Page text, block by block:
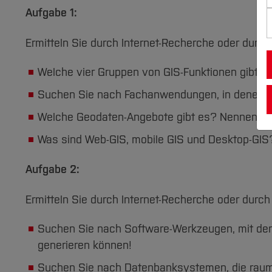
Aufgabe 1:
Ermitteln Sie durch Internet-Recherche oder durch
Welche vier Gruppen von GIS-Funktionen gibt
Suchen Sie nach Fachanwendungen, in denen
Welche Geodaten-Angebote gibt es? Nennen
Was sind Web-GIS, mobile GIS und Desktop-
Aufgabe 2:
Ermitteln Sie durch Internet-Recherche oder
Suchen Sie nach Software-Werkzeugen, mit
generieren können!
Suchen Sie nach Datenbanksystemen, die